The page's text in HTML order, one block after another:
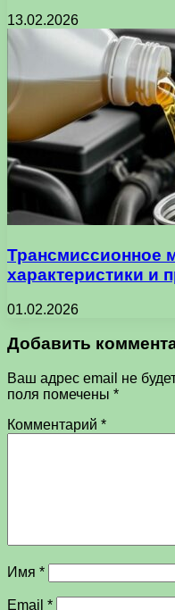
13.02.2026
Трансмиссионное
характеристики и
01.02.2026
Добавить
Ваш адрес email не
поля помечены *
Комментарий *
Имя *
Email *